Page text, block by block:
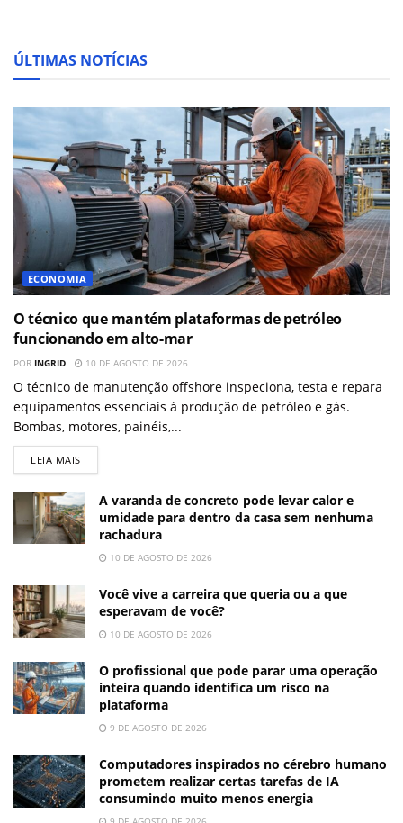
ÚLTIMAS NOTÍCIAS
ECONOMIA
O técnico que mantém plataformas de petróleo
funcionando em alto-mar
POR INGRID 10 DE AGOSTO DE 2026
O técnico de manutenção offshore inspeciona, testa e repara
equipamentos essenciais à produção de petróleo e gás.
Bombas, motores, painéis,...
LEIA MAIS
A varanda de concreto pode levar calor e
umidade para dentro da casa sem nenhuma
rachadura
10 DE AGOSTO DE 2026
Você vive a carreira que queria ou a que
esperavam de você?
10 DE AGOSTO DE 2026
O profissional que pode parar uma operação
inteira quando identifica um risco na
plataforma
9 DE AGOSTO DE 2026
Computadores inspirados no cérebro humano
prometem realizar certas tarefas de IA
consumindo muito menos energia